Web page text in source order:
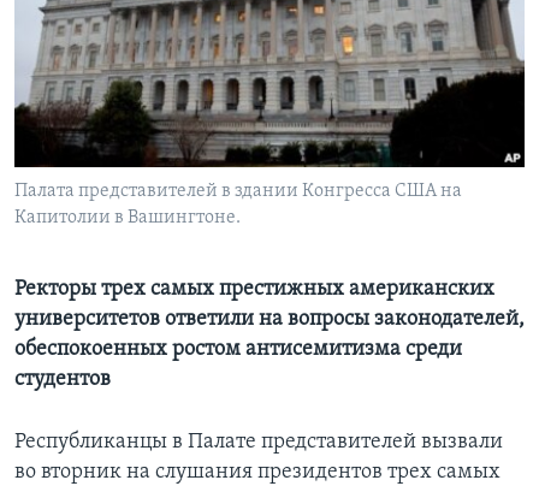
Learning English
СОЦИАЛЬНЫЕ СЕТИ
Языки
Палата представителей в здании Конгресса США на
Капитолии в Вашингтоне.
Ректоры трех самых престижных американских
университетов ответили на вопросы законодателей,
обеспокоенных ростом антисемитизма среди
студентов
Республиканцы в Палате представителей вызвали
во вторник на слушания президентов трех самых